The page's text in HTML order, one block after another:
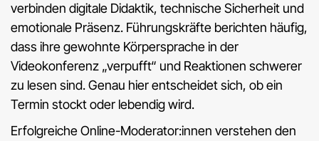
verbinden digitale Didaktik, technische Sicherheit und
emotionale Präsenz. Führungskräfte berichten häufig,
dass ihre gewohnte Körpersprache in der
Videokonferenz „verpufft“ und Reaktionen schwerer
zu lesen sind. Genau hier entscheidet sich, ob ein
Termin stockt oder lebendig wird.
Erfolgreiche Online-Moderator:innen verstehen den